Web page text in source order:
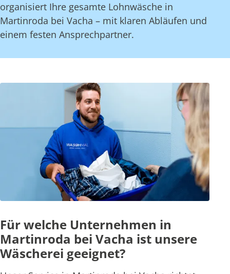
organisiert Ihre gesamte Lohnwäsche in
Martinroda bei Vacha – mit klaren Abläufen und
einem festen Ansprechpartner.
Für welche Unternehmen in
Martinroda bei Vacha ist unsere
Wäscherei geeignet?